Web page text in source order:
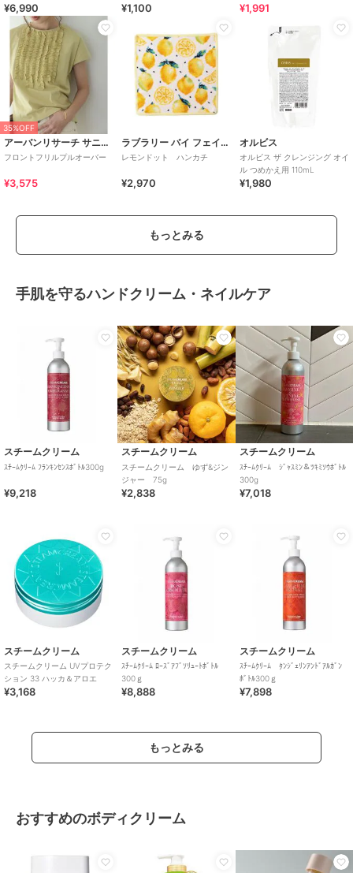
ラクチンきれいシューズ
¥6,990 ¥1,100
晴雨兼用 折りたたみ傘 /G-
¥1,991
35%OFF
アーバンリサーチ サニーレーベル
フロントフリルプルオーバー
¥3,575
ラブラリー バイ フェイラー
レモンドット ハンカチ
¥2,970
オルビス
オルビス ザ クレンジング オイ
ル つめかえ用 110mL
¥1,980
もっとみる
手肌を守るハンドクリーム・ネイルケア
スチームクリーム
ｽﾁｰﾑｸﾘｰﾑ ﾌﾗﾝｷﾝｾﾝｽﾎﾞﾄﾙ300g
¥9,218
スチームクリーム
スチームクリーム ゆず&ジン
ジャー 75g
¥2,838
スチームクリーム
ｽﾁｰﾑｸﾘｰﾑ ｼﾞｬｽﾐﾝ＆ﾂｷﾐｿｳﾎﾞﾄﾙ
300g
¥7,018
スチームクリーム
スチームクリーム UVプロテク
ション 33 ハッカ＆アロエ
¥3,168
スチームクリーム
ｽﾁｰﾑｸﾘｰﾑ ﾛｰｽﾞｱﾌﾞｿﾘｭｰﾄﾎﾞﾄﾙ
300ｇ
¥8,888
スチームクリーム
ｽﾁｰﾑｸﾘｰﾑ ﾀﾝｼﾞｪﾘﾝｱﾝﾄﾞｱﾙｶﾞﾝ
ﾎﾞﾄﾙ300ｇ
¥7,898
もっとみる
おすすめのボディクリーム